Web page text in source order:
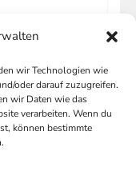
wir Technologien wie
oder darauf zuzugreifen.
wir Daten wie das
verarbeiten. Wenn du
können bestimmte